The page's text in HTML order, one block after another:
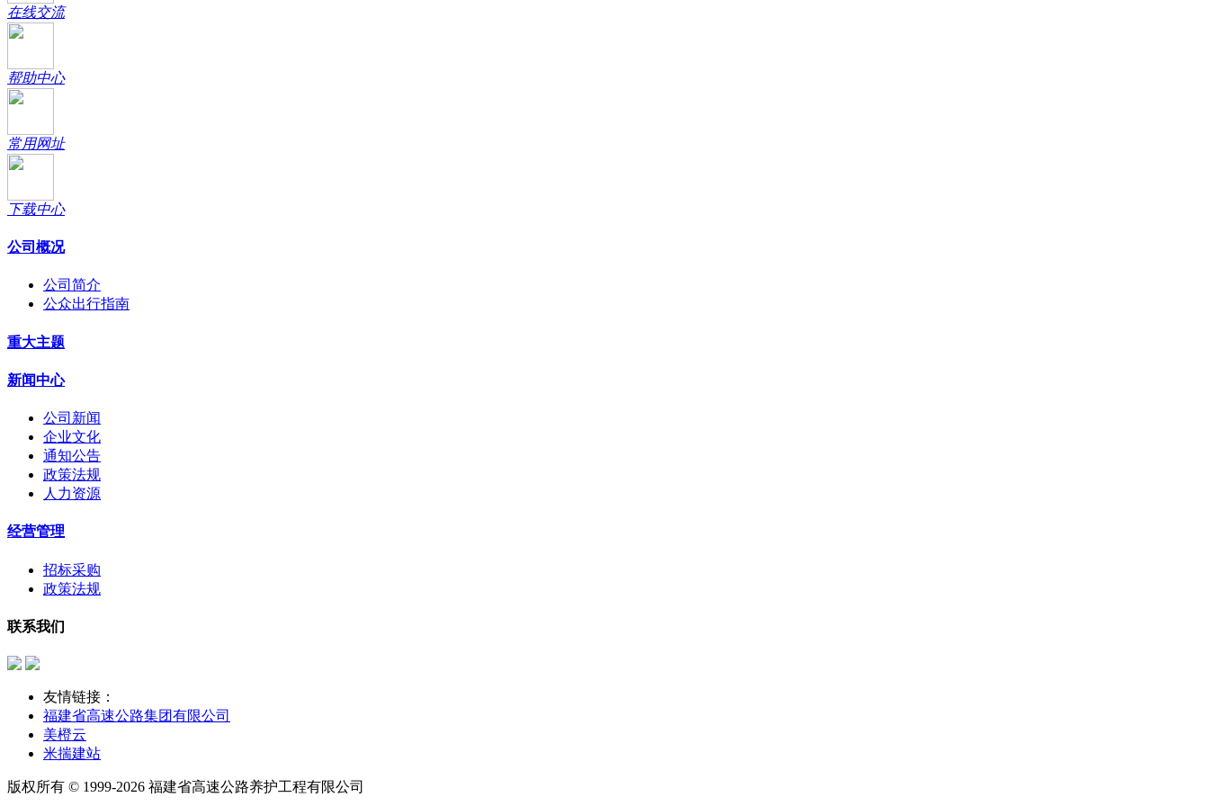
在线交流
帮助中心
常用网址
下载中心
公司概况
公司简介
公众出行指南
重大主题
新闻中心
公司新闻
企业文化
通知公告
政策法规
人力资源
经营管理
招标采购
政策法规
联系我们
友情链接：
福建省高速公路集团有限公司
美橙云
米揣建站
版权所有 © 1999-2026 福建省高速公路养护工程有限公司